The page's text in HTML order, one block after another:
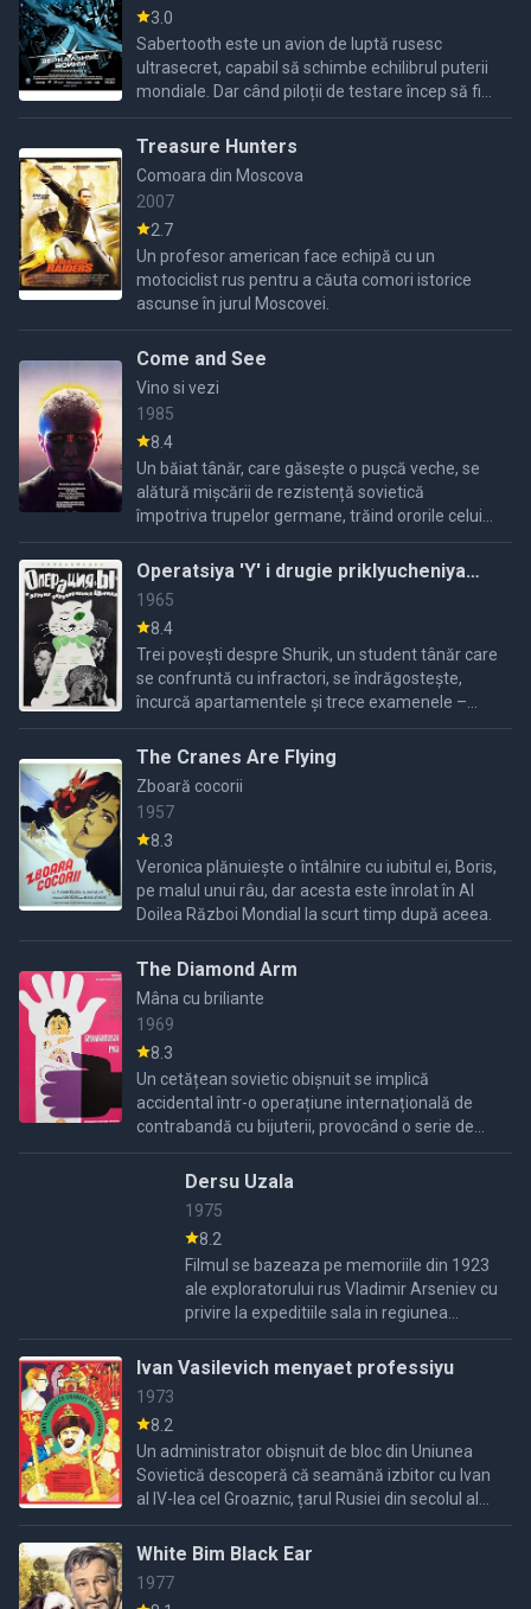
3.0
Sabertooth este un avion de luptă rusesc
ultrasecret, capabil să schimbe echilibrul puterii
mondiale. Dar când piloții de testare încep să fie
asasinați, un agent CIA rebel pornește pe
urmele
Treasure Hunters
Comoara din Moscova
2007
2.7
Un profesor american face echipă cu un
motociclist rus pentru a căuta comori istorice
ascunse în jurul Moscovei.
Come and See
Vino si vezi
1985
8.4
Un băiat tânăr, care găsește o pușcă veche, se
alătură mișcării de rezistență sovietică
împotriva trupelor germane, trăind ororile celui
de-al Doilea Război Mondial.
Operatsiya 'Y' i drugie priklyucheniya
Shurika
1965
8.4
Trei povești despre Shurik, un student tânăr care
se confruntă cu infractori, se îndrăgostește,
încurcă apartamentele și trece examenele –
toate acestea făcând parte din viața sa plină de
peripeții.
The Cranes Are Flying
Zboară cocorii
1957
8.3
Veronica plănuiește o întâlnire cu iubitul ei, Boris,
pe malul unui râu, dar acesta este înrolat în Al
Doilea Război Mondial la scurt timp după aceea.
The Diamond Arm
Mâna cu briliante
1969
8.3
Un cetățean sovietic obișnuit se implică
accidental într-o operațiune internațională de
contrabandă cu bijuterii, provocând o serie de
întâmplări comice și periculoase.
Dersu Uzala
1975
8.2
Filmul se bazeaza pe memoriile din 1923
ale exploratorului rus Vladimir Arseniev cu
privire la expeditiile sala in regiunea
Sikhote-Alin din Siberia, de-a lungul
multiplelor explorari la inceputul ...
Ivan Vasilevich menyaet professiyu
1973
8.2
Un administrator obișnuit de bloc din Uniunea
Sovietică descoperă că seamănă izbitor cu Ivan
al IV-lea cel Groaznic, țarul Rusiei din secolul al
XVI-lea. Află acest lucru când vecinul său
inventează o ...
White Bim Black Ear
1977